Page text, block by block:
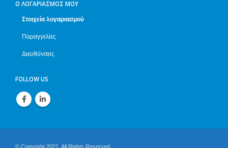
Ο ΛΟΓΑΡΙΑΣΜΌΣ ΜΟΥ
Στοιχεία λογαριασμού
Παραγγελίες
Διευθύνσεις
FOLLOW US
© Copyright 2021. All Rights Reserved.